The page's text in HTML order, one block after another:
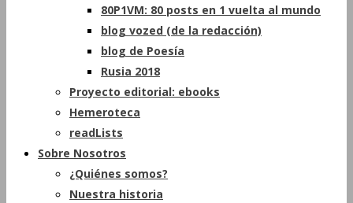
80P1VM: 80 posts en 1 vuelta al mundo
blog vozed (de la redacción)
blog de Poesía
Rusia 2018
Proyecto editorial: ebooks
Hemeroteca
readLists
Sobre Nosotros
¿Quiénes somos?
Nuestra historia